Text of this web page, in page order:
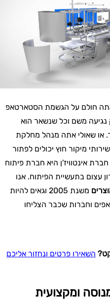
חולם על הגשמת הסטארטאפ
משם וכל שנשאר הוא
או שאולי אתה מנהל מחלקת
מיקור חוץ יכולים לפתור
אינטוויז'ן היא חברת פיתוח
עצום בתעשיית הפיתוח. אנו
משנת 2005 וגאים להיות
וחברות שכבר הצליחו
השאירו פרטים ונחזור אליכם
ומקצועית